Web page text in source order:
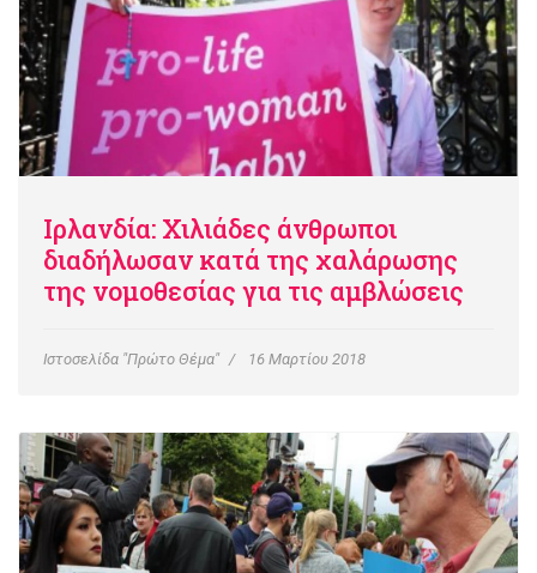
Ιρλανδία: Χιλιάδες άνθρωποι
διαδήλωσαν κατά της χαλάρωσης
της νομοθεσίας για τις αμβλώσεις
Ιστοσελίδα "Πρώτο Θέμα" 16 Μαρτίου 2018